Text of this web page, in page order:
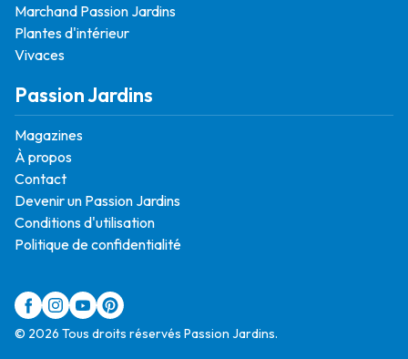
Marchand Passion Jardins
Plantes d'intérieur
Vivaces
Passion Jardins
Magazines
À propos
Contact
Devenir un Passion Jardins
Conditions d'utilisation
Politique de confidentialité
© 2026 Tous droits réservés Passion Jardins.